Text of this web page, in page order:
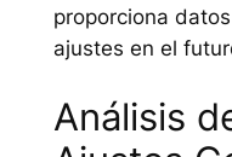
proporciona
ajustes en el
Análisis